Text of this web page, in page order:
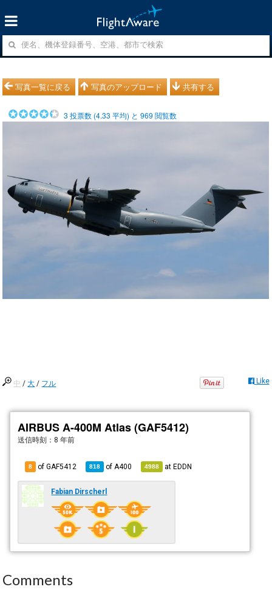
写真一覧に戻る 写真のアップロード 共有する
3 投票数 (4.33 平均) と969 閲覧数
中 /大 / フル Like
AIRBUS A-400M Atlas (GAF5412)
送信時刻： 8 年前
8 of GAF5412 818 of A400 4988 atEDDN
Fabian Dirscherl
Comments